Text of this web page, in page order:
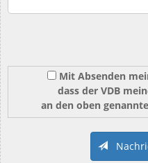
Mit Absenden
dass der VDB
an den oben